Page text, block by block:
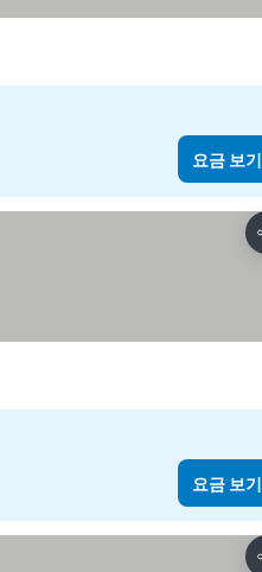
요금 보기
요금 보기